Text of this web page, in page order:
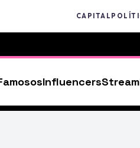
CAPITAL
Influencers